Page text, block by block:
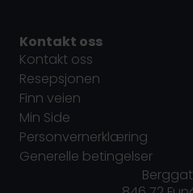
Kontakt oss
Kontakt oss
Resepsjonen
Finn veien
Min Side
Personvernerklæring
Generelle betingelser